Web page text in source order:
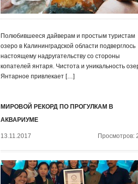
Полюбившееся дайверам и простым туристам
озеро в Калининградской области подверглось
настоящему надругательству со стороны
копателей янтаря. Чистота и уникальность
Янтарное привлекает […]
МИРОВОЙ РЕКОРД ПО ПРОГУЛКАМ В
АКВАРИУМЕ
13.11.2017 Просмотров: